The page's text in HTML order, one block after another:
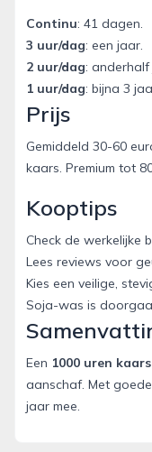
Continu: 41 dagen.
3 uur/dag: een jaar.
2 uur/dag: anderhalf
1 uur/dag: bijna 3
Prijs
Gemiddeld 30-60
kaars. Premium tot
Kooptips
Check de werkelijke
Lees reviews voor
Kies een veilige,
Soja-was is
Een 1000 uren kaars
aanschaf. Met
jaar mee.